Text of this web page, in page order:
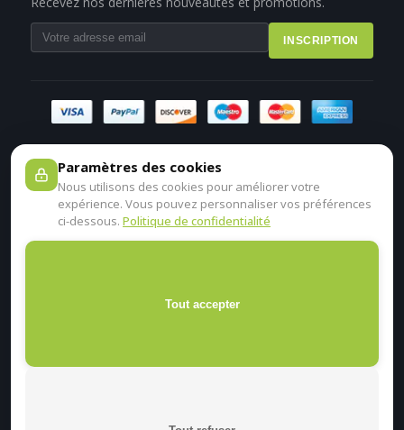
INSCRIPTION
Paramètres des cookies
Nous utilisons des cookies pour améliorer votre
expérience. Vous pouvez personnaliser vos préférences
ci-dessous. Politique de confidentialité
Tout accepter